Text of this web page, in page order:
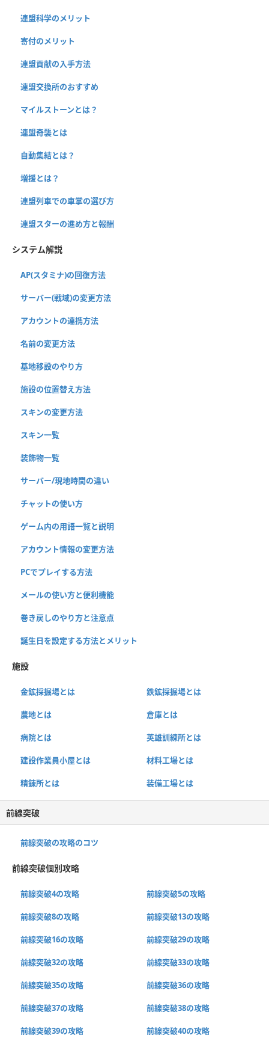
連盟科学のメリット
寄付のメリット
連盟貢献の入手方法
連盟交換所のおすすめ
マイルストーンとは？
連盟奇襲とは
自動集結とは？
増援とは？
連盟列車での車掌の選び方
連盟スターの進め方と報酬
システム解説
AP(スタミナ)の回復方法
サーバー(戦域)の変更方法
アカウントの連携方法
名前の変更方法
基地移設のやり方
施設の位置替え方法
スキンの変更方法
スキン一覧
装飾物一覧
サーバー/現地時間の違い
チャットの使い方
ゲーム内の用語一覧と説明
アカウント情報の変更方法
PCでプレイする方法
メールの使い方と便利機能
巻き戻しのやり方と注意点
誕生日を設定する方法とメリット
施設
金鉱採掘場とは 鉄鉱採掘場とは
農地とは 倉庫とは
病院とは 英雄訓練所とは
建設作業員小屋とは 材料工場とは
精錬所とは 装備工場とは
前線突破
前線突破の攻略のコツ
前線突破個別攻略
前線突破4の攻略 前線突破5の攻略
前線突破8の攻略 前線突破13の攻略
前線突破16の攻略 前線突破29の攻略
前線突破32の攻略 前線突破33の攻略
前線突破35の攻略 前線突破36の攻略
前線突破37の攻略 前線突破38の攻略
前線突破39の攻略 前線突破40の攻略